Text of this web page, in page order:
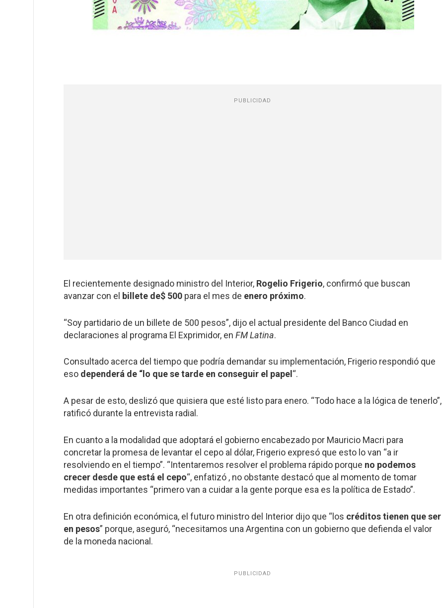
PUBLICIDAD
El recientemente designado ministro del Interior, Rogelio Frigerio, confirmó que buscan
avanzar con el billete de$ 500 para el mes de enero próximo.
“Soy partidario de un billete de 500 pesos”, dijo el actual presidente del Banco Ciudad en
declaraciones al programa El Exprimidor, enFM Latina.
Consultado acerca del tiempo que podría demandar su implementación, Frigerio respondió que
eso dependerá de “lo que se tarde en conseguir el papel “.
A pesar de esto, deslizó que quisiera que esté listo para enero. “Todo hace a la lógica de tenerlo”,
ratificó durante la entrevista radial.
En cuanto a la modalidad que adoptará el gobierno encabezado por Mauricio Macri para
concretar la promesa de levantar el cepo al dólar, Frigerio expresó que esto lo van “a ir
resolviendo en el tiempo”. “Intentaremos resolver el problema rápido porque no podemos
crecer desde que está el cepo“, enfatizó , no obstante destacó que al momento de tomar
medidas importantes “primero van a cuidar a la gente porque esa es la política de Estado”.
En otra definición económica, el futuro ministro del Interior dijo que “los créditos tienen que ser
en pesos” porque, aseguró, “necesitamos una Argentina con un gobierno que defienda el valor
de la moneda nacional.
PUBLICIDAD